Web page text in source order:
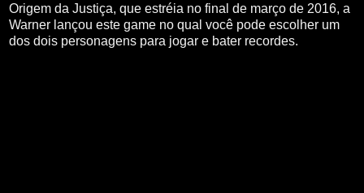
Origem da Justiça, que estréia no final de março de 2016, a
Warner lançou este game no qual você pode escolher um
dos dois personagens para jogar e bater recordes.